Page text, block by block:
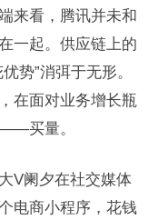
来看，腾讯并未和
一起。供应链上的
势”消弭于无形。
在面对业务增长瓶
买量。
V阑夕在社交媒体
电商小程序，花钱